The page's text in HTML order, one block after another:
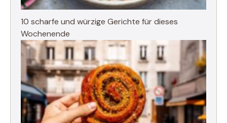
10 scharfe und würzige Gerichte für dieses
Wochenende